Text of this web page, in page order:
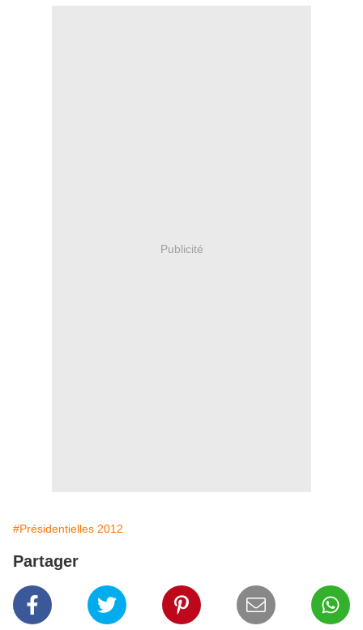
Publicité
#Présidentielles 2012
Partager